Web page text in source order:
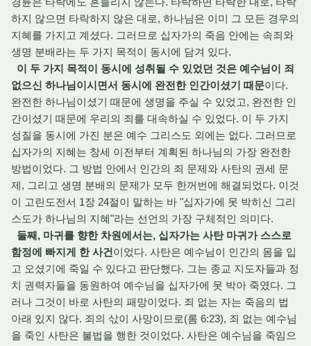
하지 않으면 타락하지 않은 대로, 하나님은 이미 그 모든 경우의
지혜를 가지고 계셨다. 그러므로 십자가의 죽음 안에는 속죄와
생명 분배라는 두 가지 목적이 동시에 담겨 있다.
이 두 가지 목적이 동시에 성취될 수 있었던 것은 예수님이 죄
없으신 하나님이시면서 동시에 완전한 인간이셨기 때문이다.
완전한 하나님이셨기 때문에 생명을 주실 수 있었고, 완전한 인
간이셨기 때문에 우리의 죄를 대속하실 수 있었다. 이 두 가지
성질을 동시에 가진 분은 예수 그리스도 외에는 없다. 그러므로
십자가의 지혜는 창세 이전부터 계획된 하나님의 가장 완전한
방법이었다. 그 방법 안에서 인간의 죄 문제와 사탄의 권세 문
제, 그리고 생명 분배의 문제가 모두 한꺼번에 해결되었다. 이것
이 고린도전서 1장 24절이 말하는 바 "십자가에 못 박히신 그리
스도가 하나님의 지혜"라는 선언의 가장 구체적인 의미다.
둘째, 마귀를 향한 차원에서는, 십자가는 사탄 마귀가 스스로
함정에 빠지게 한 사건이었다. 사탄은 예수님이 인간의 몸을 입
고 오셨기에 죽일 수 있다고 판단했다. 그는 종교 지도자들과 정
치 권력자들을 동원하여 예수님을 십자가에 못 박아 죽였다. 그
러나 그것이 바로 사탄의 패망이었다. 죄 없는 자는 죽음의 법
아래 있지 않다. 죄의 삯이 사망이므로(롬 6:23), 죄 없는 예수님
을 죽인 사탄은 불법을 행한 것이었다. 사탄은 예수님을 죽임으